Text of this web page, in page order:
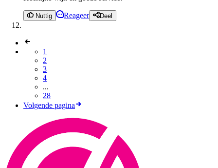
Nuttig Reageer Deel
1
2
3
4
...
28
Volgende pagina